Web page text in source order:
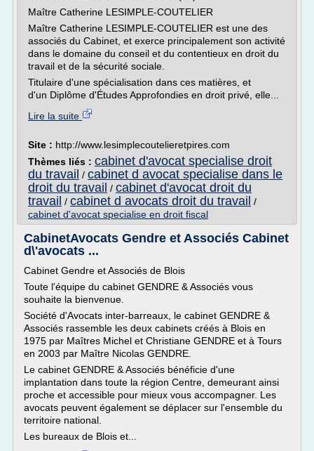
Maître Catherine LESIMPLE-COUTELIER
Maître Catherine LESIMPLE-COUTELIER est une des
associés du Cabinet, et exerce principalement son activité
dans le domaine du conseil et du contentieux en droit du
travail et de la sécurité sociale.
Titulaire d'une spécialisation dans ces matières, et
d'un Diplôme d'Études Approfondies en droit privé, elle...
Lire la suite
Site : http://www.lesimplecoutelieretpires.com
Thèmes liés : cabinet d'avocat specialise droit
du travail / cabinet d avocat specialise dans le
droit du travail / cabinet d'avocat droit du
travail / cabinet d avocats droit du travail /
cabinet d'avocat specialise en droit fiscal
CabinetAvocats Gendre et Associés Cabinet
d\'avocats ...
Cabinet Gendre et Associés de Blois
Toute l'équipe du cabinet GENDRE & Associés vous
souhaite la bienvenue.
Société d'Avocats inter-barreaux, le cabinet GENDRE &
Associés rassemble les deux cabinets créés à Blois en
1975 par Maîtres Michel et Christiane GENDRE et à Tours
en 2003 par Maître Nicolas GENDRE.
Le cabinet GENDRE & Associés bénéficie d'une
implantation dans toute la région Centre, demeurant ainsi
proche et accessible pour mieux vous accompagner. Les
avocats peuvent également se déplacer sur l'ensemble du
territoire national.
Les bureaux de Blois et...